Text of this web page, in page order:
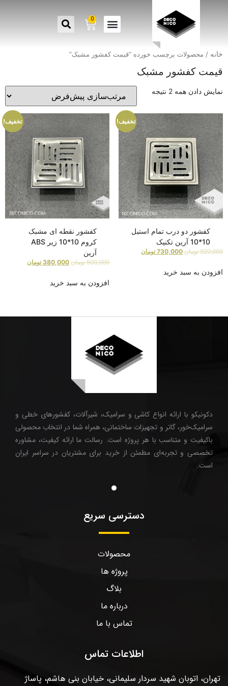
0
خانه / محصولات برچسب خورده “قیمت کفشور مشبک”
قیمت کفشور مشبک
نمایش دادن همه 2 نتیجه
تخفیف!
کفشور دو درب تمام استیل
10*10 آرین تکنیک
920,000 تومان 730,000 تومان
افزودن به سبد خرید
تخفیف!
کفشور نقطه ای مشبک
کروم 10*10 زیر ABS
آرین
500,000 تومان 380,000 تومان
افزودن به سبد خرید
دکونیکو با ارائه انواع کاشی و سرامیک، شیرآلات، کفشورهای خطی و
سرامیک‌خور، گاتر و تجهیزات ساختمانی، همراه شما در انتخاب محصولی
باکیفیت و متناسب با هر پروژه است. رسالت ما ارائه کیفیت، مشاوره
تخصصی و تجربه‌ای مطمئن از خرید برای مشتریان در سراسر ایران
است.
دسترسی سریع
محصولات
پروژه ها
بلاگ
درباره ما
تماس با ما
اطلاعات تماس
تهران، اتوبان شهید سردار سلیمانی، خیابان بنی هاشم، پاساژ